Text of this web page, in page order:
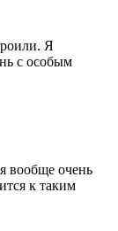
Я
с особым
вообще очень
к таким